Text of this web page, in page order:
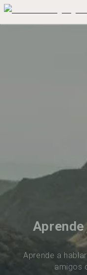
Aprende a
amigos